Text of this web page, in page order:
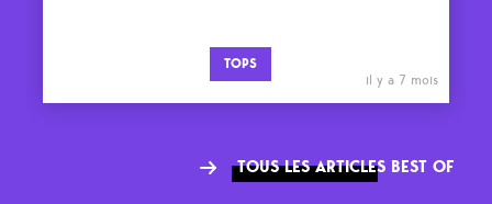
TOPS
il y a 7 mois
TOUS LES ARTICLES BEST OF